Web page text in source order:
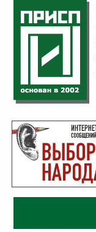
Категория:
Комментарии